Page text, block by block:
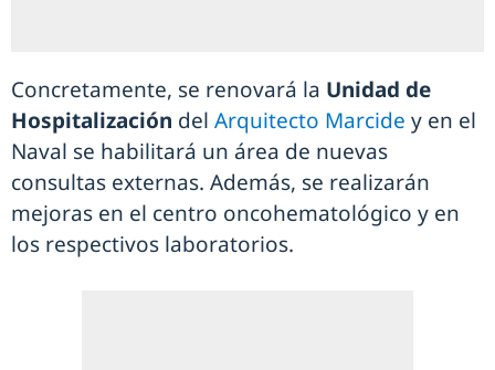
Concretamente, se renovará la Unidad de
Hospitalización del Arquitecto Marcide y en el
Naval se habilitará un área de nuevas
consultas externas. Además, se realizarán
mejoras en el centro oncohematológico y en
los respectivos laboratorios.